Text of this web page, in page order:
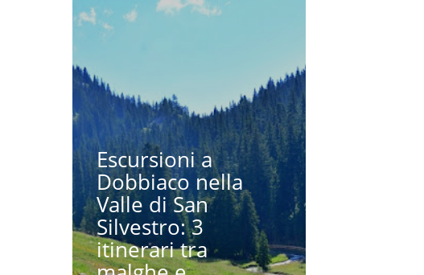
Escursioni a
Dobbiaco nella
Valle di San
Silvestro: 3
itinerari tra